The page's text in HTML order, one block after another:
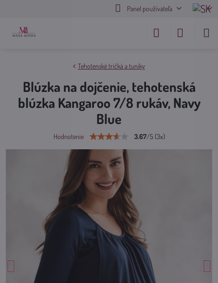
Panel používateľa
Tehotenské tričká a tuniky
Blúzka na dojčenie, tehotenská
blúzka Kangaroo 7/8 rukáv, Navy
Blue
Hodnotenie 3.67/5 (3x)